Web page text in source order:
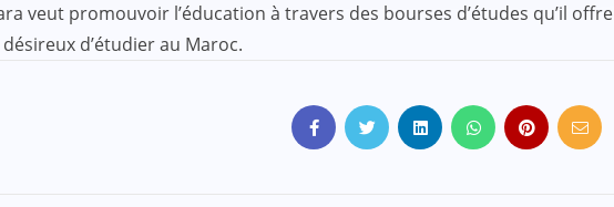
veut promouvoir l’éducation à travers des bourses d’études qu’il offre
d’étudier au Maroc.